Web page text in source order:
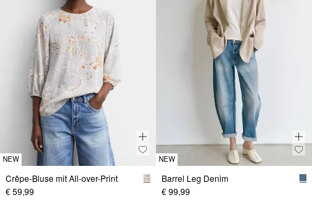
NEW
Crêpe-Bluse mit All-over-Print
€ 59,99
NEW
Barrel Leg Denim
€ 99,99